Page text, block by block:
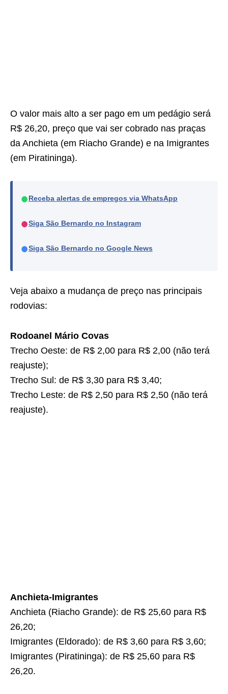
O valor mais alto a ser pago em um pedágio será
R$ 26,20, preço que vai ser cobrado nas praças
da Anchieta (em Riacho Grande) e na Imigrantes
(em Piratininga).
● Receba alertas de empregos via WhatsApp
●Siga São Bernardo no Instagram
●Siga São Bernardo no Google News
Veja abaixo a mudança de preço nas principais
rodovias:
Rodoanel Mário Covas
Trecho Oeste: de R$ 2,00 para R$ 2,00 (não terá
reajuste);
Trecho Sul: de R$ 3,30 para R$ 3,40;
Trecho Leste: de R$ 2,50 para R$ 2,50 (não terá
reajuste).
Anchieta-Imigrantes
Anchieta (Riacho Grande): de R$ 25,60 para R$
26,20;
Imigrantes (Eldorado): de R$ 3,60 para R$ 3,60;
Imigrantes (Piratininga): de R$ 25,60 para R$
26,20.